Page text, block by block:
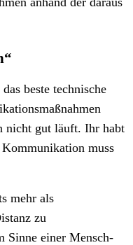
beste technische
nicht gut läuft. Ihr habt
muss
mehr als
zu
Sinne einer Mensch-